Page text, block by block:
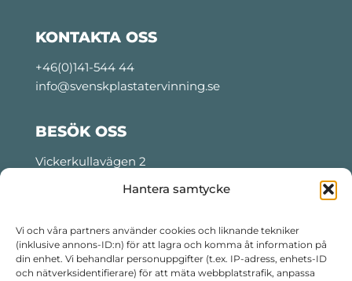
Hantera samtycke
Vi och våra partners använder cookies och liknande tekniker
(inklusive annons-ID:n) för att lagra och komma åt information på
din enhet. Vi behandlar personuppgifter (t.ex. IP-adress, enhets-ID
och nätverksidentifierare) för att mäta webbplatstrafik, anpassa
KONTAKTA OSS
+46(0)141-544 44
info@svenskplastatervinning.se
BESÖK OSS
Vickerkullavägen 2
Måndag- torsdag: 06:00 – 22:30
Fredag: 06:00 – 14:30
Telefon kvällstid:+46 76 799 99 16